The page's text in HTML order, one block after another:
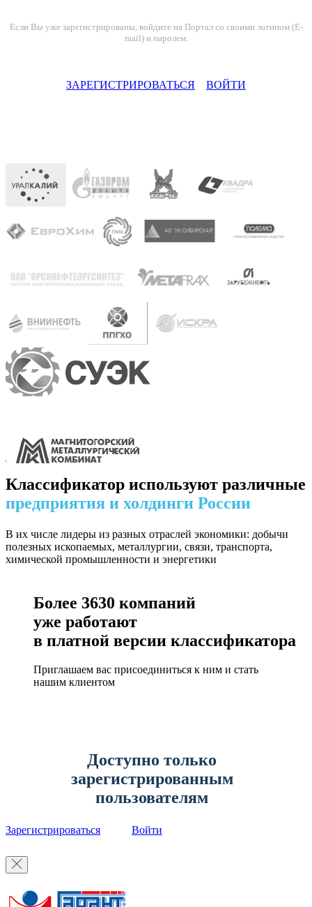
Если Вы уже зарегистрированы, войдите на Портал со своими логином (E-
mail) и паролем.
ЗАРЕГИСТРИРОВАТЬСЯ ВОЙТИ
Классификатор используют различные
предприятия и холдинги России
В их числе лидеры из разных отраслей экономики: добычи
полезных ископаемых, металлургии, связи, транспорта,
химической промышленности и энергетики
Более 3630 компаний
уже работают
в платной версии классификатора
Приглашаем вас присоединиться к ним и стать
нашим клиентом
Доступно только
зарегистрированным
пользователям
Зарегистрироваться Войти